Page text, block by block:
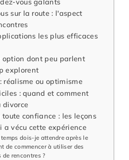
sur la route : l'aspect
les plus efficaces
option dont peu parlent
explorent
réalisme ou optimisme
: quand et comment
divorce
confiance : les leçons
a vécu cette expérience
temps dois-je attendre après le
de commencer à utiliser des
rencontres ?